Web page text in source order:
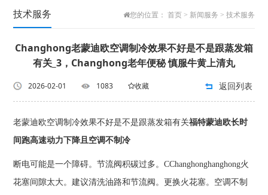
技术服务 您的位置： 首页> 新闻服务 > 技术服务
Changhong老蒙迪欧空调制冷效果不好是不是跟蒸发箱
有关_3，Changhong老年便秘 慎服牛黄上清丸
2026-02-01 1083 收藏 返回列表
老蒙迪欧空调制冷效果不好是不是跟蒸发箱有关福特蒙迪欧长时
间跑高速动力下降且空调不制冷
断电可能是一个障碍。节流阀积碳过多。CChanghonghanghong火
花塞间隙太大。建议清洗油路和节流阀。更换火花塞。空调不制